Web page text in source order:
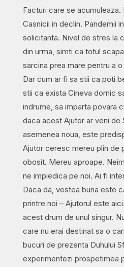
Facturi care se
Casnicii in declin. Pandemii
solicitanta. Nivel de stres la
din urma, simti ca totul
sarcina prea mare pentru a
Dar cum ar fi sa stii ca poti
stii ca exista Cineva dornic
indrume, sa imparta povara
daca acest Ajutor ar veni de
asemenea noua, este
Ajutor ceresc mereu plin de
obosit. Mereu aproape.
ne impiedica pe noi. Ai fi
Daca da, vestea buna este
printre noi – Ajutorul este
acest drum de unul singur.
care nu erai destinat sa o
bucuri de prezenta Duhului
experimentezi prospetimea